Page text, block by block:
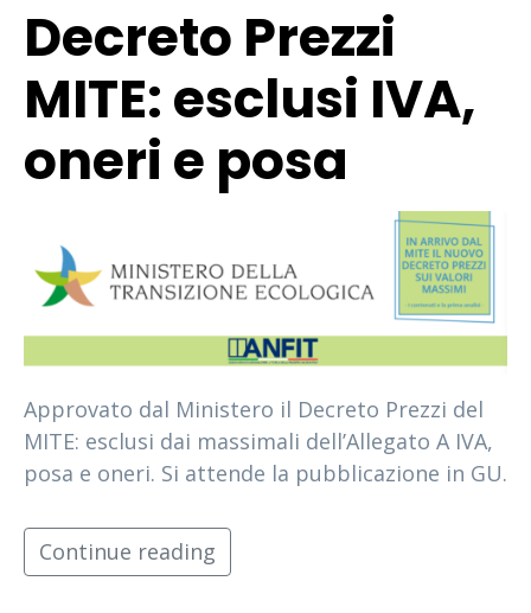
Decreto Prezzi
MITE: esclusi IVA,
oneri e posa
Approvato dal Ministero il Decreto Prezzi del
MITE: esclusi dai massimali dell’Allegato A IVA,
posa e oneri. Si attende la pubblicazione in GU.
Continue reading